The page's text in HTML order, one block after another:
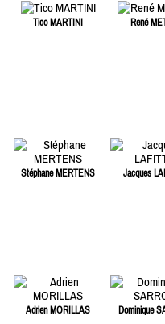
Tico MARTINI René
Stéphane MERTENS Jacques
Adrien MORILLAS Dominique